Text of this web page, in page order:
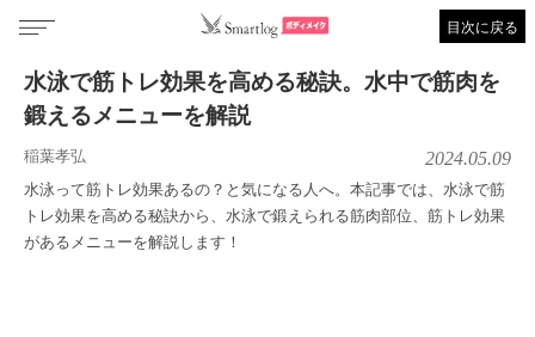
目次に戻る
水泳で筋トレ効果を高める秘訣。水中で筋肉を
鍛えるメニューを解説
稲葉孝弘 2024.05.09
水泳って筋トレ効果あるの？と気になる人へ。本記事では、水泳で筋
トレ効果を高める秘訣から、水泳で鍛えられる筋肉部位、筋トレ効果
があるメニューを解説します！